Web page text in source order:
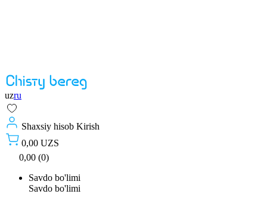
uzru
Shaxsiy hisob Kirish
0,00 UZS
0,00 (0)
Savdo bo'limi
Savdo bo'limi